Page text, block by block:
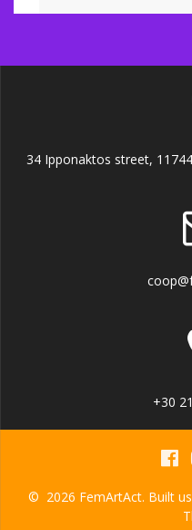
34 Ipponaktos street,
+30
© 2026 FemArtAct. Built